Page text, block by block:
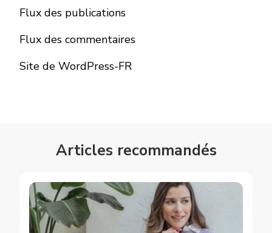
Flux des publications
Flux des commentaires
Site de WordPress-FR
Articles recommandés